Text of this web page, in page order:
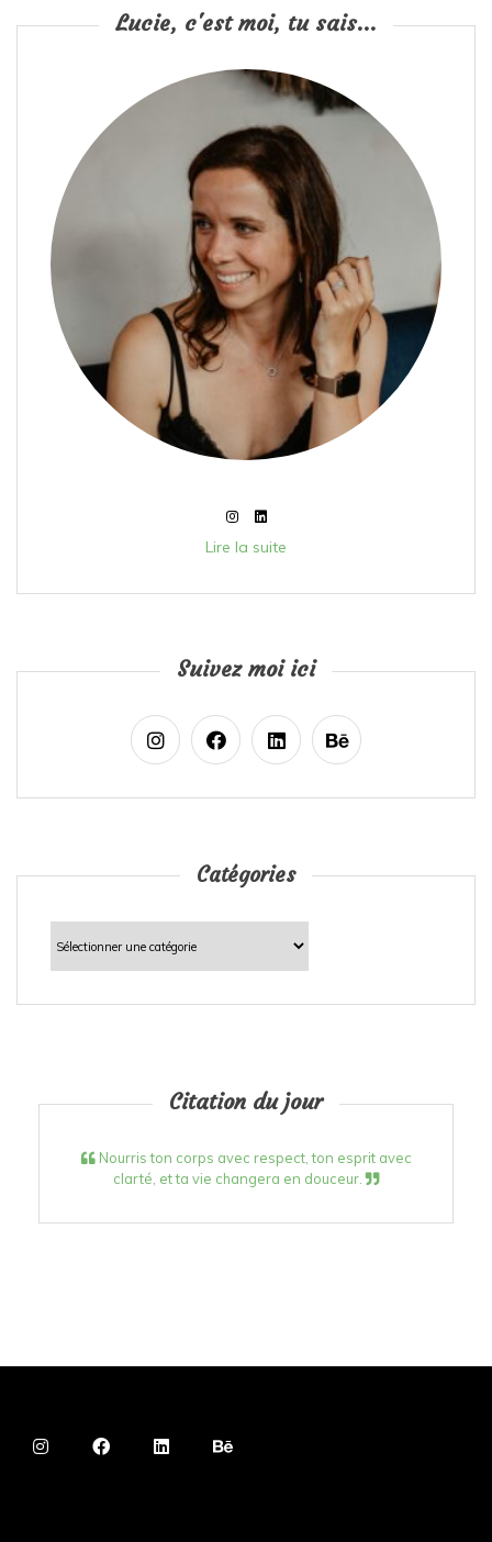
Lucie, c'est moi, tu sais...
Lire la suite
Suivez moi ici
Catégories
Catégories
Citation du jour
Nourris ton corps avec respect, ton esprit avec
clarté, et ta vie changera en douceur.